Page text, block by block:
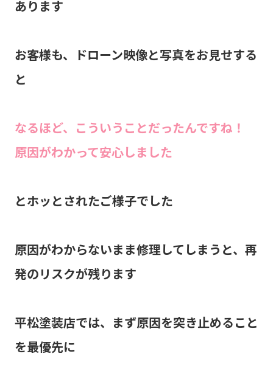
あります
お客様も、ドローン映像と写真をお見せする
と
なるほど、こういうことだったんですね！
原因がわかって安心しました
とホッとされたご様子でした
原因がわからないまま修理してしまうと、再
発のリスクが残ります
平松塗装店では、まず原因を突き止めること
を最優先に